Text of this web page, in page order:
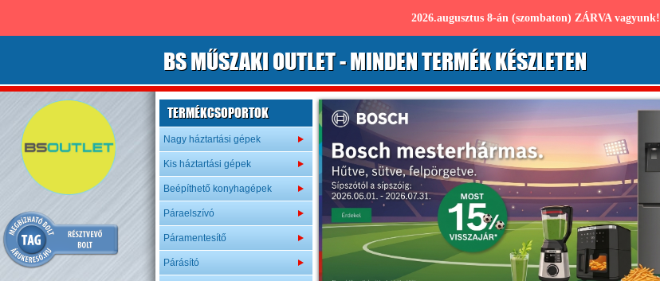
2026.augusztus 8-án (szombaton) ZÁRVA vagyunk!
BSMŰSZAKI OUTLET- MINDEN TERMÉK KÉSZLETEN
TERMÉKCSOPORTOK
Nagy háztartási gépek
Kis háztartási gépek
Beépíthető konyhagépek
Páraelszívó
Páramentesítő
Párásító